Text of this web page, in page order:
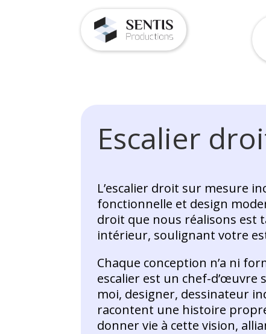
Escalier
L’escalier droit sur mesure
fonctionnelle et design
droit que nous réalisons est
intérieur, soulignant votre
Chaque conception n’a ni
escalier est un chef-d’œuvre
moi, designer, dessinateur
racontent une histoire
donner vie à cette vision,